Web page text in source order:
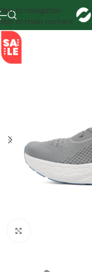
Skip to navigation
Skip to main content
SALE